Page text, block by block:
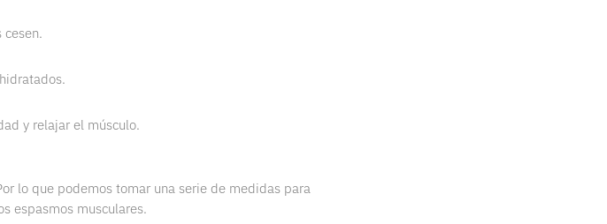
y relajar el músculo.
lo que podemos tomar una serie de medidas para
espasmos musculares.